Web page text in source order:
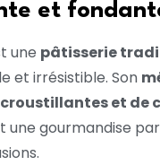
et
une pâtisserie
et irrésistible. Son
et de
une gourmandise